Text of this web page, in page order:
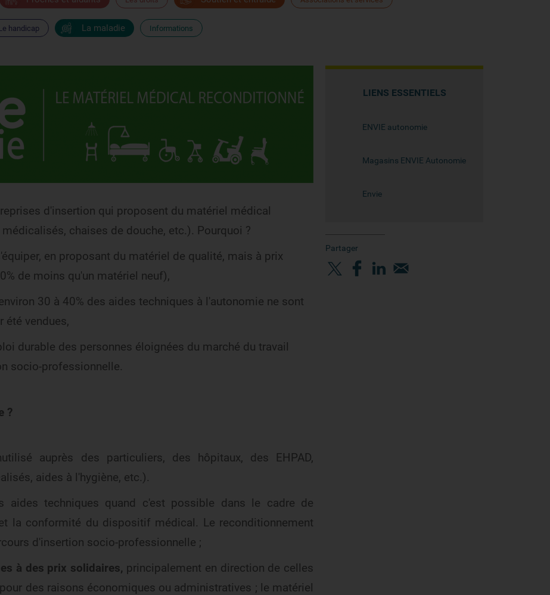
handicap La maladie Informations
d'insertion qui proposent du matériel médical
chaises de douche, etc.). Pourquoi ?
en proposant du matériel de qualité, mais à prix
de moins qu'un matériel neuf),
30 à 40% des aides techniques à l'autonomie ne sont
été vendues,
durable des personnes éloignées du marché du travail
socio-professionnelle.
?
auprès des particuliers, des hôpitaux, des EHPAD,
aides à l'hygiène, etc.).
aides techniques quand c'est possible dans le cadre de
la conformité du dispositif médical. Le reconditionnement
d'insertion socio-professionnelle ;
à des prix solidaires, principalement en direction de celles
des raisons économiques ou administratives ; le matériel
LIENS ESSENTIELS
ENVIE autonomie
Magasins ENVIE Autonomie
Envie
Partager
Partager sur X
Partager sur Facebook
Partager sur LinkedIn
Partager par email